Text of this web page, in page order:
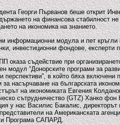
Георги Първанов беше открит
на финансова стабилност
на икономика на знанието.
информационни модула и пет
инвестиционни фондове,
оказа съдействие при
модул “Донорските програми за
перспективи”, в който бяха включени
за насърчаване на българската
на икономиката Евгения
сътрудничество (GTZ) Ханко
у нас Василис Бакалис, директорът
представители на Американската
и Програма САПАРД.